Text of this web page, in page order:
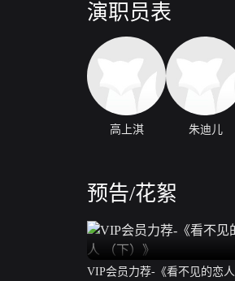
演职员表
高上淇 朱迪儿
预告/花絮
VIP会员力荐-《看不见的恋人